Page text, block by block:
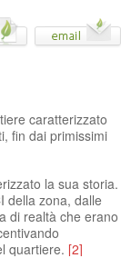
caratterizzato
fin dai primissimi
la sua storia.
della zona, dalle
di realtà che erano
quartiere. [2]